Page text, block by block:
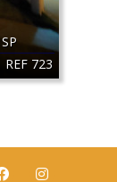
REF 723
SP